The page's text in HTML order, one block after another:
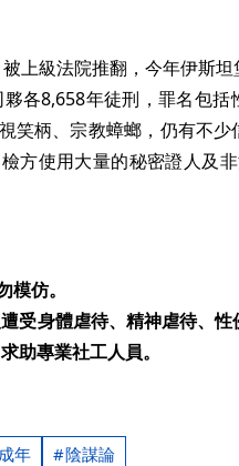
上級法院推翻，今年伊斯
各8,658年徒刑，罪名包括
笑柄、宗教蟑螂，仍有不
方使用大量的秘密證人及
仿。
受身體虐待、精神虐待、性
助專業社工人員。
年 陰謀論